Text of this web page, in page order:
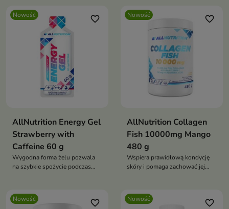
dbających o zbilansowaną dietę
Nowość favorite_border
AllNutrition Energy Gel
Strawberry with
Caffeine 60 g
Wygodna forma żelu pozwala
na szybkie spożycie podczas
Nowość favorite_border
AllNutrition Collagen
Fish 10000mg Mango
480 g
Wspiera prawidłową kondycję
skóry i pomaga zachować jej
Nowość favorite_border Nowość favorite_border